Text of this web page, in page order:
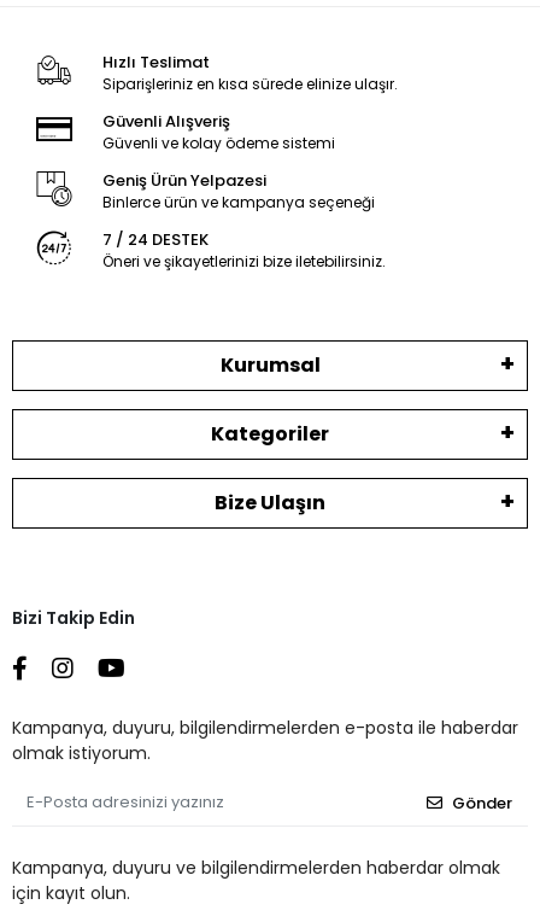
Hızlı Teslimat
Siparişleriniz en kısa sürede elinize ulaşır.
Güvenli Alışveriş
Güvenli ve kolay ödeme sistemi
Geniş Ürün Yelpazesi
Binlerce ürün ve kampanya seçeneği
7 / 24 DESTEK
Öneri ve şikayetlerinizi bize iletebilirsiniz.
Kurumsal
Kategoriler
Bize Ulaşın
Bizi Takip Edin
Kampanya, duyuru, bilgilendirmelerden e-posta ile haberdar
olmak istiyorum.
Gönder
Kampanya, duyuru ve bilgilendirmelerden haberdar olmak
için kayıt olun.